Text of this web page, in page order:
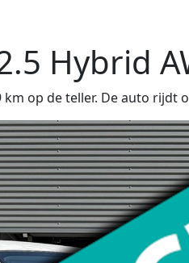
Hybrid
km op de teller. De auto